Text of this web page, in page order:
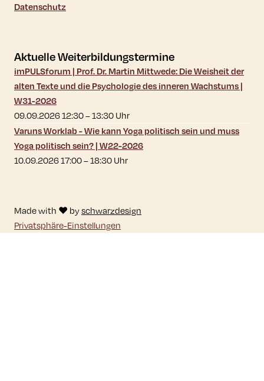
Datenschutz
Aktuelle Weiterbildungstermine
imPULSforum | Prof. Dr. Martin Mittwede: Die Weisheit der
alten Texte und die Psychologie des inneren Wachstums |
W31-2026
09.09.2026 12:30–13:30Uhr
Varuns Worklab - Wie kann Yoga politisch sein und muss
Yoga politisch sein? | W22-2026
10.09.2026 17:00–18:30Uhr
Made with ♥ byschwarzdesign
Privatsphäre-Einstellungen